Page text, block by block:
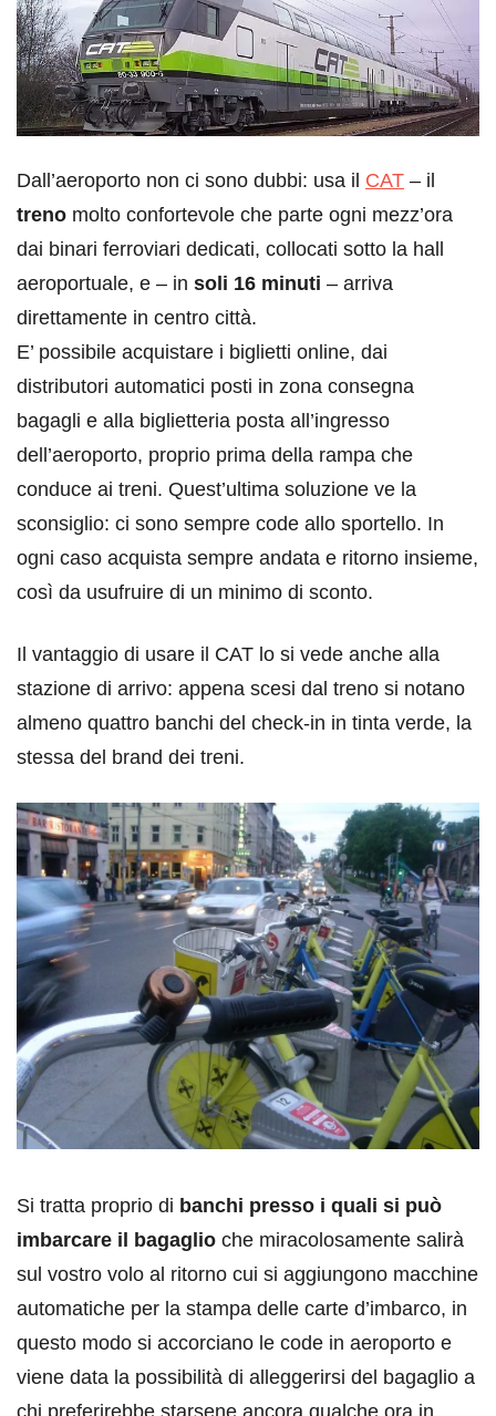
Dall’aeroporto non ci sono dubbi: usa il CAT – il
treno molto confortevole che parte ogni mezz’ora
dai binari ferroviari dedicati, collocati sotto la hall
aeroportuale, e – in soli 16 minuti – arriva
direttamente in centro città.
E’ possibile acquistare i biglietti online, dai
distributori automatici posti in zona consegna
bagagli e alla biglietteria posta all’ingresso
dell’aeroporto, proprio prima della rampa che
conduce ai treni. Quest’ultima soluzione ve la
sconsiglio: ci sono sempre code allo sportello. In
ogni caso acquista sempre andata e ritorno insieme,
così da usufruire di un minimo di sconto.
Il vantaggio di usare il CAT lo si vede anche alla
stazione di arrivo: appena scesi dal treno si notano
almeno quattro banchi del check-in in tinta verde, la
stessa del brand dei treni.
Si tratta proprio di banchi presso i quali si può
imbarcare il bagaglio che miracolosamente salirà
sul vostro volo al ritorno cui si aggiungono macchine
automatiche per la stampa delle carte d’imbarco, in
questo modo si accorciano le code in aeroporto e
viene data la possibilità di alleggerirsi del bagaglio a